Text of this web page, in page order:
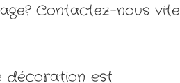
Contactez-nous vite
décoration est